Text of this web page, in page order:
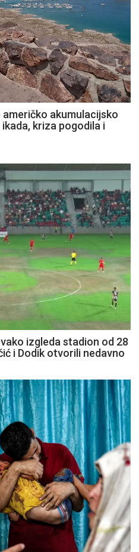
akumulacijsko
kriza pogodila i
izgleda stadion od 28
i Dodik otvorili nedavno